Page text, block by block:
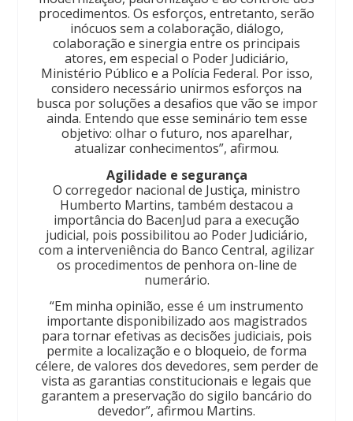
procedimentos. Os esforços, entretanto, serão
inócuos sem a colaboração, diálogo,
colaboração e sinergia entre os principais
atores, em especial o Poder Judiciário,
Ministério Público e a Polícia Federal. Por isso,
considero necessário unirmos esforços na
busca por soluções a desafios que vão se impor
ainda. Entendo que esse seminário tem esse
objetivo: olhar o futuro, nos aparelhar,
atualizar conhecimentos”, afirmou.
Agilidade e segurança
O corregedor nacional de Justiça, ministro
Humberto Martins, também destacou a
importância do BacenJud para a execução
judicial, pois possibilitou ao Poder Judiciário,
com a interveniência do Banco Central, agilizar
os procedimentos de penhora on-line de
numerário.
“Em minha opinião, esse é um instrumento
importante disponibilizado aos magistrados
para tornar efetivas as decisões judiciais, pois
permite a localização e o bloqueio, de forma
célere, de valores dos devedores, sem perder de
vista as garantias constitucionais e legais que
garantem a preservação do sigilo bancário do
devedor”, afirmou Martins.